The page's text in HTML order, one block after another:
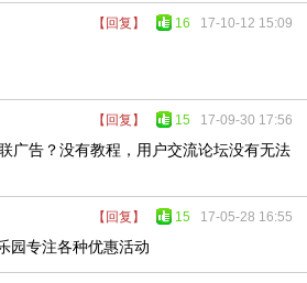
【回复】 16 17-10-12 15:09
【回复】 15 17-09-30 17:56
广告？没有教程，用户交流论坛没有无法
【回复】 15 17-05-28 16:55
园专注各种优惠活动